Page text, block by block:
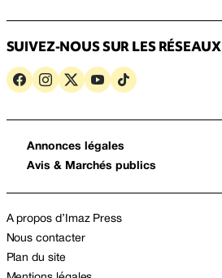
SUIVEZ-NOUS SUR LES RÉSEAUX
Annonces légales
Avis & Marchés publics
A propos d’Imaz Press
Nous contacter
Plan du site